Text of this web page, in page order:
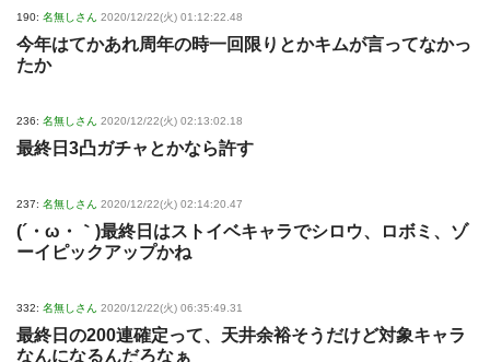
190: 名無しさん 2020/12/22(火) 01:12:22.48
今年はてかあれ周年の時一回限りとかキムが言ってなかっ
たか
236: 名無しさん 2020/12/22(火) 02:13:02.18
最終日3凸ガチャとかなら許す
237: 名無しさん 2020/12/22(火) 02:14:20.47
(´・ω・｀)最終日はストイベキャラでシロウ、ロボミ、ゾ
ーイピックアップかね
332: 名無しさん 2020/12/22(火) 06:35:49.31
最終日の200連確定って、天井余裕そうだけど対象キャラ
なんになるんだろなぁ